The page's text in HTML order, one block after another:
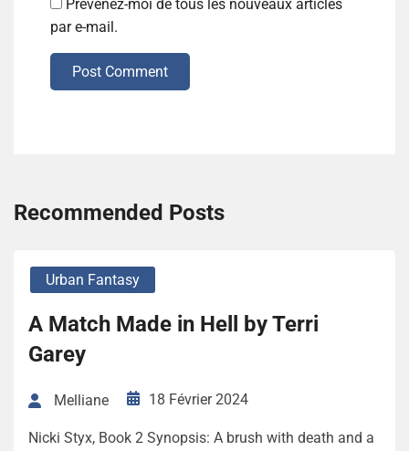
Prévenez-moi de tous les nouveaux articles
par e-mail.
Post Comment
Recommended Posts
Urban Fantasy
A Match Made in Hell by Terri
Garey
Melliane 18 Février 2024
Nicki Styx, Book 2 Synopsis: A brush with death and a